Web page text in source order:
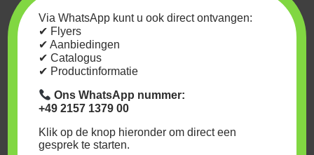
ml Veganics Grow toe per liter
water in een organische thee-
preparatie. Laat het mengsel
24-36 uur fermenteren met een
luchtpomp en gebruik de thee
binnen 6 uur.
Hoe gebruik je Bionova
Veganics Grow?
Via WhatsApp kunt u ook direct ontvangen:
✔ Flyers
✔ Aanbiedingen
✔ Catalogus
✔ Productinformatie
Ons WhatsApp nummer:
+49 2157 1379 00
Klik op de knop hieronder om direct een
gesprek te starten.